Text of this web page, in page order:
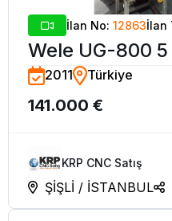
İlan No: 12863İlan
Wele UG-800
CNC İşleme
2011 Türkiye
141.000 €
KRP CNC Satış
ŞİŞLİ / İSTANBUL